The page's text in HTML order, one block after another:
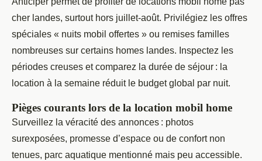
cher landes, surtout hors juillet-août. Privilégiez les offres
spéciales « nuits mobil offertes » ou remises familles
nombreuses sur certains homes landes. Inspectez les
périodes creuses et comparez la durée de séjour : la
location à la semaine réduit le budget global par nuit.
Pièges courants lors de la location mobil home
Surveillez la véracité des annonces : photos
surexposées, promesse d’espace ou de confort non
tenues, parc aquatique mentionné mais peu accessible.